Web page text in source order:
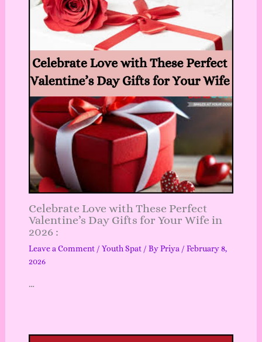
Celebrate Love with These Perfect
Valentine’s Day Gifts for Your Wife in
2026 :
Leave a Comment / Youth Spat/ ByPriya / February 8,
2026
…